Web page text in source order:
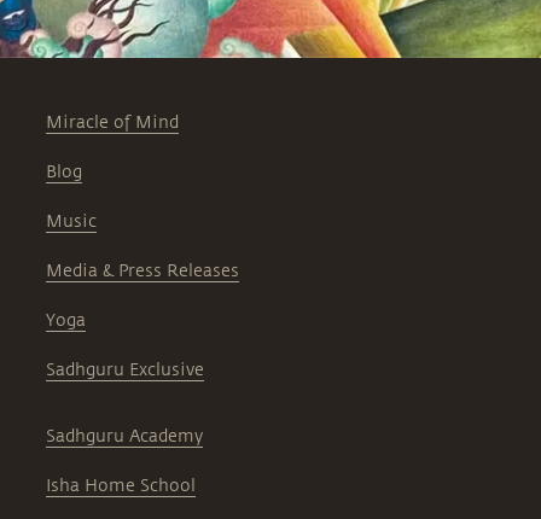
Miracle of Mind
Blog
Music
Media & Press Releases
Yoga
Sadhguru Exclusive
Sadhguru Academy
Isha Home School